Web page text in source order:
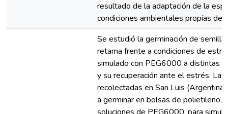
resultado de la adaptación de la
condiciones ambientales propias de
Se estudió la germinación de
retama frente a condiciones de
simulado con PEG6000 a distintas
y su recuperación ante el estrés.
recolectadas en San Luis
a germinar en bolsas de polietileno,